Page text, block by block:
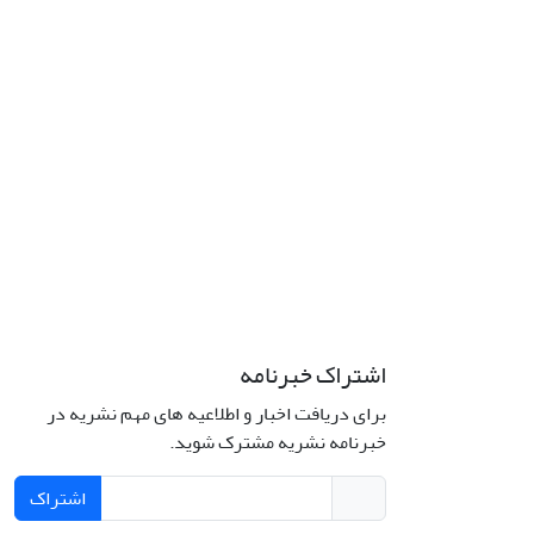
اشتراک خبرنامه
برای دریافت اخبار و اطلاعیه های مهم نشریه در
خبرنامه نشریه مشترک شوید.
اشتراک